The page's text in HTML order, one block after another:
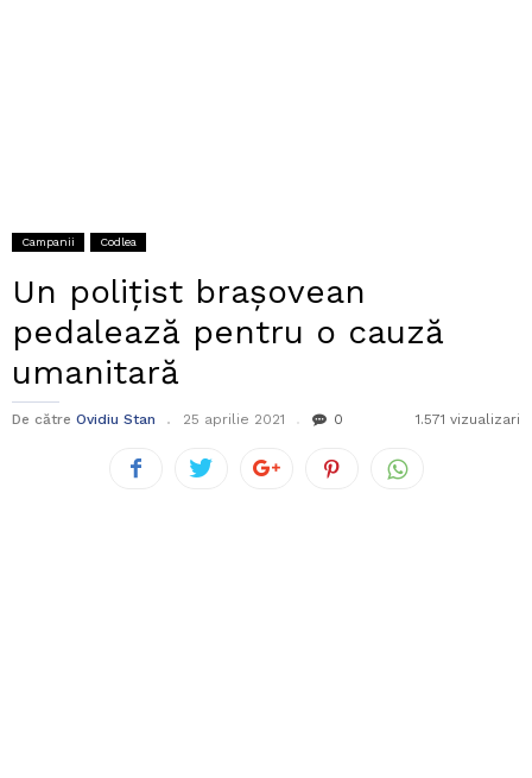
Campanii Codlea
Un polițist brașovean
pedalează pentru o cauză
umanitară
De către Ovidiu Stan 25 aprilie 2021 0 1.571 vizualizari